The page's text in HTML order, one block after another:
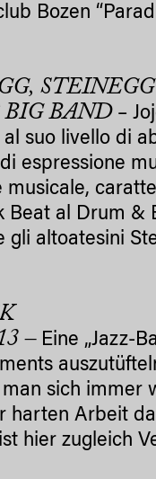
Bozen
STEINEGG
BIG BAND–
suo livello di
espressione
al Drum &
altoatesini
– Eine „Jazz-
sich immer
Arbeit
hier zugleich